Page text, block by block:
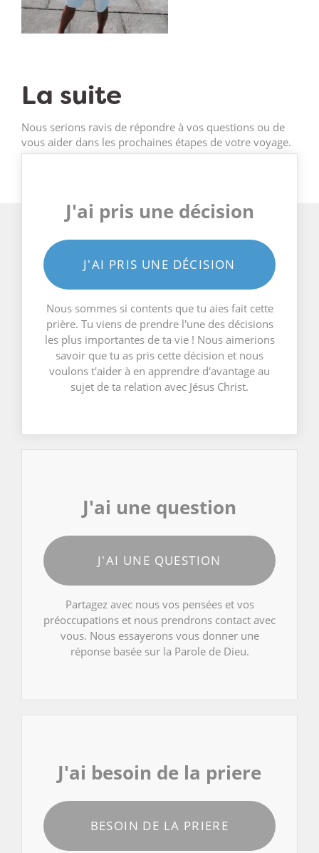
La suite
Nous serions ravis de répondre à vos questions ou de
vous aider dans les prochaines étapes de votre voyage.
J'ai pris une décision
J'AI PRIS UNE DÉCISION
Nous sommes si contents que tu aies fait cette
prière. Tu viens de prendre l'une des décisions
les plus importantes de ta vie ! Nous aimerions
savoir que tu as pris cette décision et nous
voulons t'aider à en apprendre d'avantage au
sujet de ta relation avec Jésus Christ.
J'ai une question
J'AI UNE QUESTION
Partagez avec nous vos pensées et vos
préoccupations et nous prendrons contact avec
vous. Nous essayerons vous donner une
réponse basée sur la Parole de Dieu.
J'ai besoin de la priere
BESOIN DE LA PRIERE